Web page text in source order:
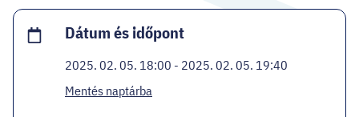
Dátum és időpont
2025. 02. 05. 18:00 - 2025. 02. 05. 19:40
Mentés naptárba